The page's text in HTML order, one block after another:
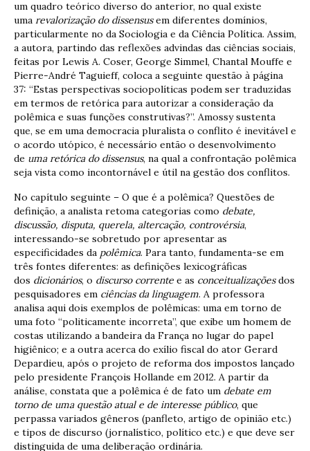
um quadro teórico diverso do anterior, no qual existe
uma revalorização do dissensusem diferentes domínios,
particularmente no da Sociologia e da Ciência Política. Assim,
a autora, partindo das reflexões advindas das ciências sociais,
feitas por Lewis A. Coser, George Simmel, Chantal Mouffe e
Pierre-André Taguieff, coloca a seguinte questão à página
37: “Estas perspectivas sociopolíticas podem ser traduzidas
em termos de retórica para autorizar a consideração da
polêmica e suas funções construtivas?”. Amossy sustenta
que, se em uma democracia pluralista o conflito é inevitável e
o acordo utópico, é necessário então o desenvolvimento
de uma retórica do dissensus, na qual a confrontação polêmica
seja vista como incontornável e útil na gestão dos conflitos.
No capítulo seguinte – O que é a polêmica? Questões de
definição, a analista retoma categorias como debate,
discussão, disputa, querela, altercação, controvérsia,
interessando-se sobretudo por apresentar as
especificidades da polêmica. Para tanto, fundamenta-se em
três fontes diferentes: as definições lexicográficas
dos dicionários, o discurso corrente e as conceitualizaçõesdos
pesquisadores em ciências da linguagem. A professora
analisa aqui dois exemplos de polêmicas: uma em torno de
uma foto “politicamente incorreta”, que exibe um homem de
costas utilizando a bandeira da França no lugar do papel
higiênico; e a outra acerca do exílio fiscal do ator Gerard
Depardieu, após o projeto de reforma dos impostos lançado
pelo presidente François Hollande em 2012. A partir da
análise, constata que a polêmica é de fato um debate em
torno de uma questão atual e de interesse público, que
perpassa variados gêneros (panfleto, artigo de opinião etc.)
e tipos de discurso (jornalístico, político etc.) e que deve ser
distinguida de uma deliberação ordinária.